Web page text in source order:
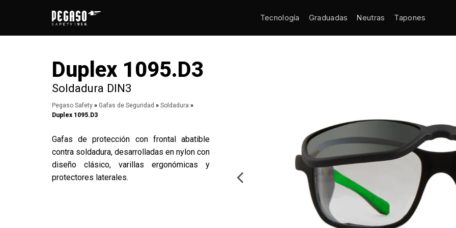
Tecnología Graduadas Neutras Tapones
Duplex 1095.D3
Soldadura DIN3
Pegaso Safety » Gafas de Seguridad » Soldadura »
Duplex 1095.D3
Gafas de protección con frontal abatible
contra soldadura, desarrolladas en nylon con
diseño clásico, varillas ergonómicas y
protectores laterales.